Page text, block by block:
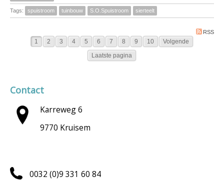
Tags: spuistroom tuinbouw S.O.Spuistroom sierteelt
RSS
1 2 3 4 5 6 7 8 9 10
Volgende
Laatste pagina
Contact
Karreweg 6
9770 Kruisem
0032 (0)9 331 60 84